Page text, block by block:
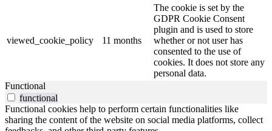
viewed_cookie_policy 11 months
The cookie is set by the
GDPR Cookie Consent
plugin and is used to store
whether or not user has
consented to the use of
cookies. It does not store any
personal data.
Functional
functional
Functional cookies help to perform certain functionalities like
sharing the content of the website on social media platforms, collect